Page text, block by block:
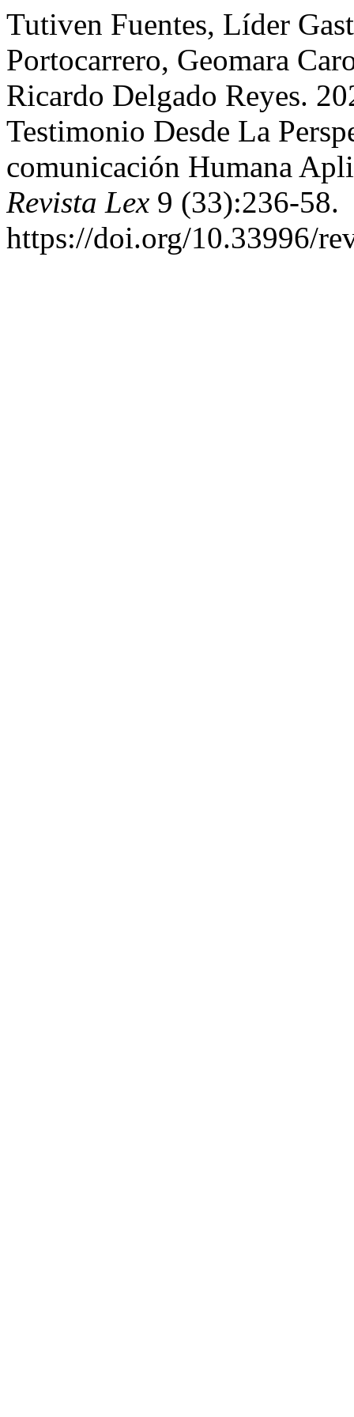
Tutiven Fuentes, Líder
Portocarrero, Geomara
Ricardo Delgado Reyes.
Testimonio Desde La
comunicación Humana
Revista Lex 9 (33):236-58.
https://doi.org/10.33996/